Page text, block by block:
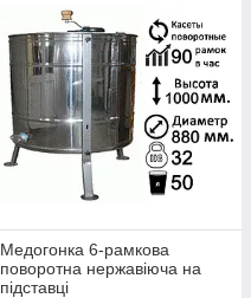
Медогонка 6-рамкова
поворотна нержавіюча на
підставці